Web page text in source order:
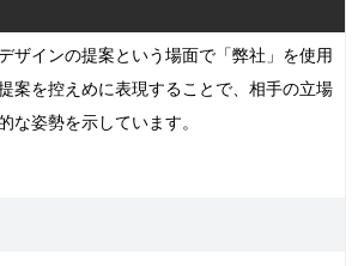
ザインの提案という場面で「弊社」を使用
案を控えめに表現することで、相手の立場
な姿勢を示しています。